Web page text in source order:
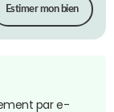
Estimer mon bien
par e-